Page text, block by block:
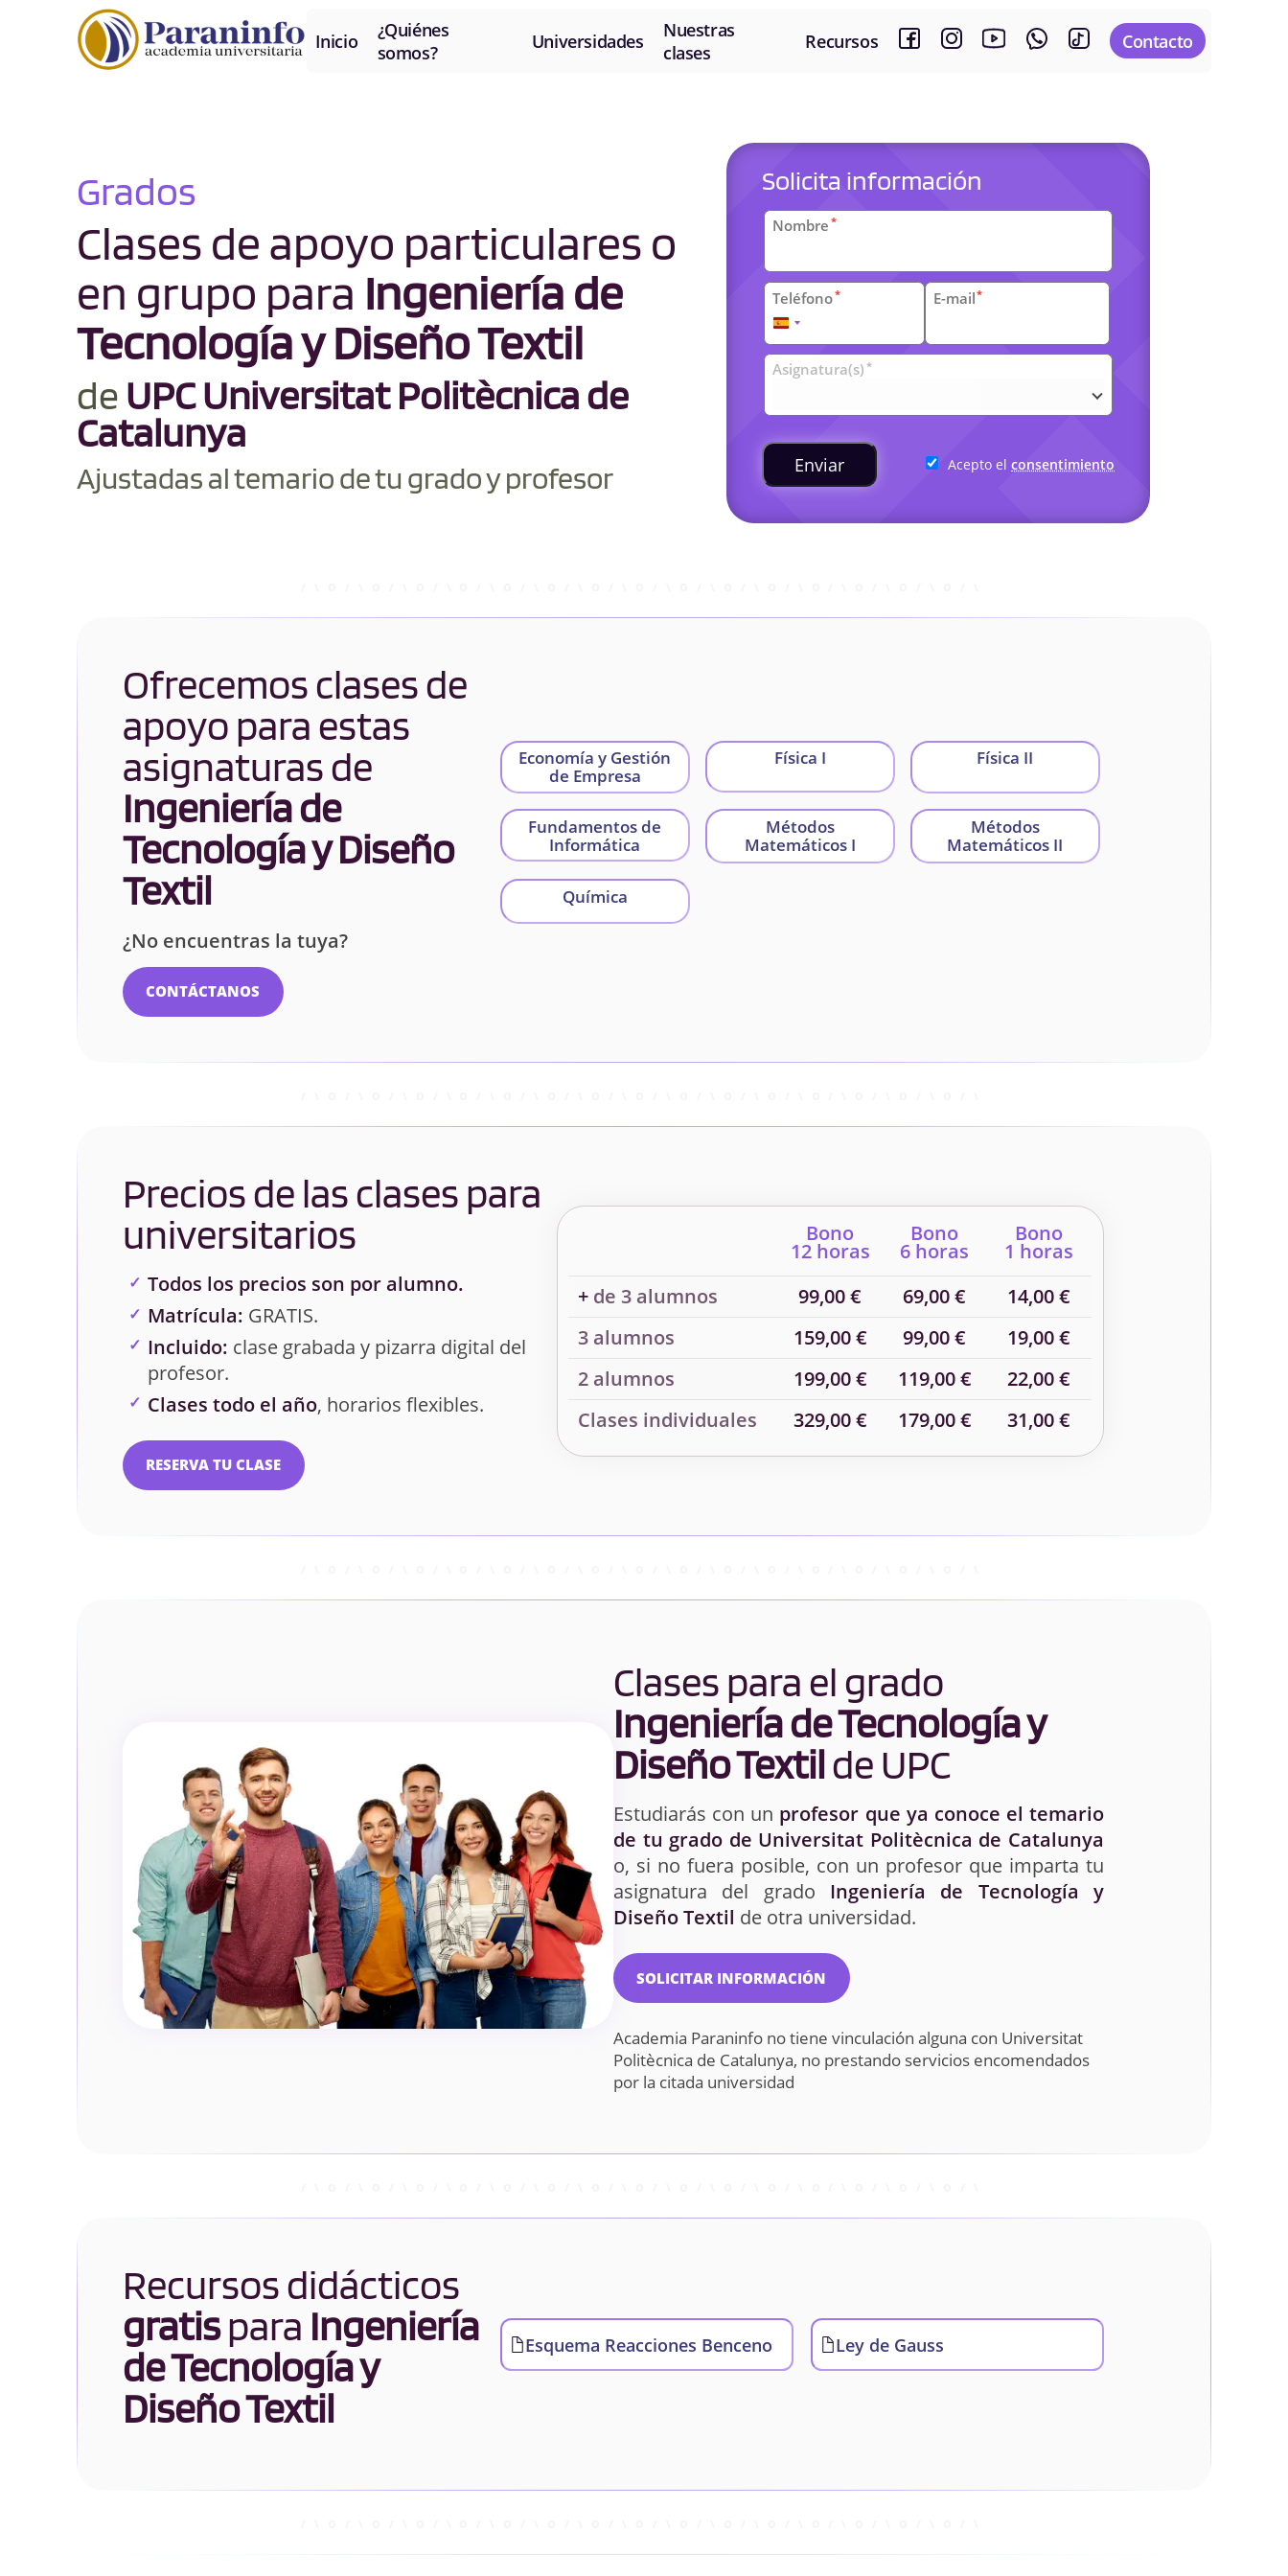
Inicio
¿Quiénes
somos?
Universidades
Nuestras
clases
Recursos Contacto
Grados
Clases de apoyo particulares o
en grupo para Ingeniería de
Tecnología y Diseño Textil
de UPC Universitat Politècnica de
Catalunya
Ajustadas al temario de tu grado y profesor
Solicita información
Datos
Nombre *
Teléfono*
España
+34
E-mail*
Clases
Asignatura(s) *
Enviar Acepto elconsentimiento
Ofrecemos clases de
apoyo para estas
asignaturas de
Ingeniería de
Tecnología y Diseño
Textil
¿No encuentras la tuya?
CONTÁCTANOS
Economía y Gestión
de Empresa
Física I Física II
Fundamentos de
Informática
Métodos
Matemáticos I
Métodos
Matemáticos II
Química
Precios de las clases para
universitarios
Todos los precios son por alumno.
Matrícula: GRATIS.
Incluido: clase grabada y pizarra digital del
profesor.
Clases todo el año, horarios flexibles.
RESERVA TU CLASE
Bono
12 horas
Bono
6 horas
Bono
1 horas
+de 3 alumnos 99,00 € 69,00 €
14,00 €
3 alumnos
159,00 € 99,00 €
19,00 €
2 alumnos
199,00 € 119,00 €
22,00 €
Clases individuales
329,00 € 179,00 € 31,00 €
Clases para el grado
Ingeniería de Tecnología y
Diseño Textilde UPC
Estudiarás con un profesor que ya conoce el temario
de tu grado de Universitat Politècnica de Catalunya
o, si no fuera posible, con un profesor que imparta tu
asignatura del grado Ingeniería de Tecnología y
Diseño Textil de otra universidad.
SOLICITAR INFORMACIÓN
Academia Paraninfo no tiene vinculación alguna con Universitat
Politècnica de Catalunya, no prestando servicios encomendados
por la citada universidad
Recursos didácticos
gratispara Ingeniería
de Tecnología y
Diseño Textil
Esquema Reacciones Benceno Ley de Gauss